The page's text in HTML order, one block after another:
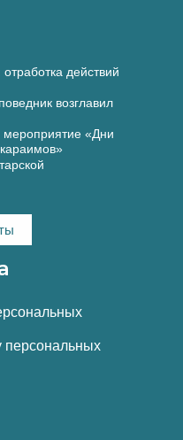
действий
возглавил
мероприятие «Дни
персональных